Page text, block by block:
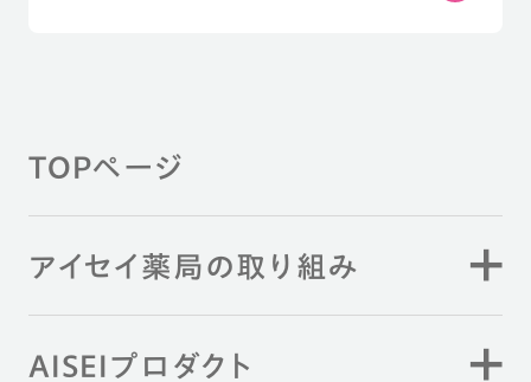
TOPページ
アイセイ薬局の取り組み
AISEIプロダクト